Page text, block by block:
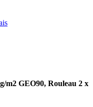
m2 GEO90, Rouleau 2 x